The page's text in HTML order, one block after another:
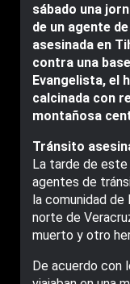
sábado una
de un agente
asesinada en
contra una
Evangelista, el
calcinada con
montañosa
Tránsito
La tarde de este
agentes de
la comunidad de
norte de
muerto y otro
De acuerdo con